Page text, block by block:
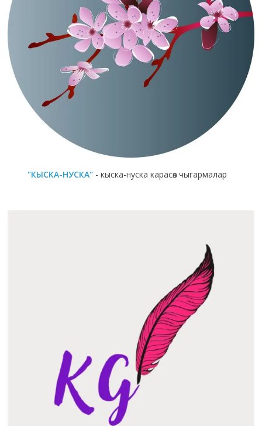
"КЫСКА-НУСКА" - кыска-нуска карасөз чыгармалар